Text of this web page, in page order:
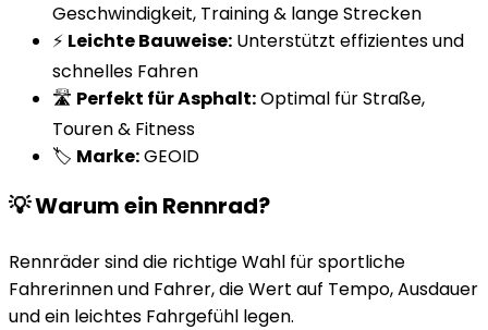
Geschwindigkeit, Training & lange Strecken
⚡ Leichte Bauweise: Unterstützt effizientes und
schnelles Fahren
🛣️ Perfekt für Asphalt:Optimal für Straße,
Touren & Fitness
🏷️ Marke:GEOID
💡 Warum ein Rennrad?
Rennräder sind die richtige Wahl für sportliche
Fahrerinnen und Fahrer, die Wert auf Tempo, Ausdauer
und ein leichtes Fahrgefühl legen.